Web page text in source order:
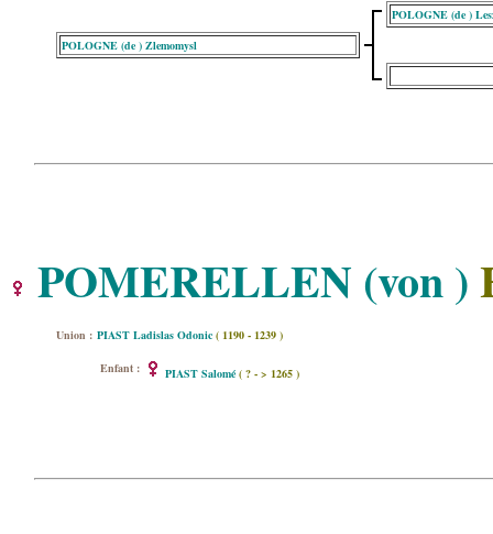
POLOGNE (de ) Zlemomysl
POLOGNE (de )
POMERELLEN (von )
Union : PIAST Ladislas Odonic ( 1190 - 1239 )
Enfant : PIAST Salomé ( ? - > 1265 )